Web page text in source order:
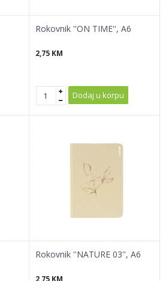
Rokovnik ''ON TIME'', A6
2,75 KM
Dodaj u korpu
Rokovnik ''NATURE 03'', A6
2,75 KM